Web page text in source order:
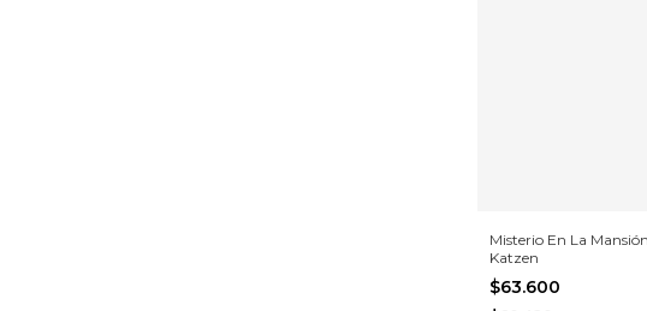
Misterio En La Mansión
Katzen
$63.600